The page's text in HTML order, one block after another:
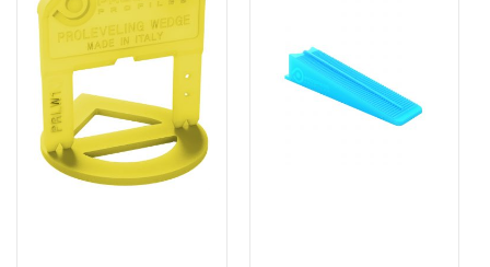
Deze
optie
kan
gekozen
worden
op
de
kan
gekozen